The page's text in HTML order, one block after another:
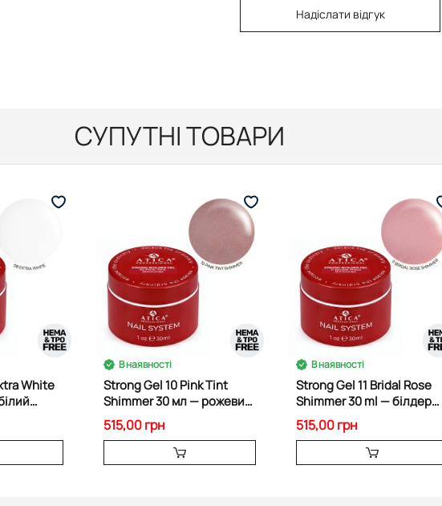
Надіслати відгук
СУПУТНІ ТОВАРИ
White
В наявності
Strong Gel 10 Pink Tint
Shimmer 30 мл — рожевий
“tint” гель
515,00 грн
В наявності
Strong Gel 11 Bridal Rose
Shimmer 30 ml — білдер
гель з шиммером
515,00 грн